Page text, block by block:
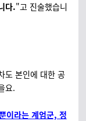
다."고 진술했습니
도 본인에 대한 공
요.
이라는 계엄군, 정